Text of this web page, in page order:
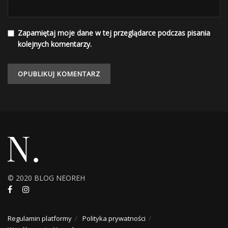
Po prostu zarejestruj
wskazówkami.
Temat:
Zapamiętaj moje dane w tej przeglądarce podczas pisania
kolejnych komentarzy.
© 2020 BLOG NEOREH
Regulamin platformy
Polityka prywatności